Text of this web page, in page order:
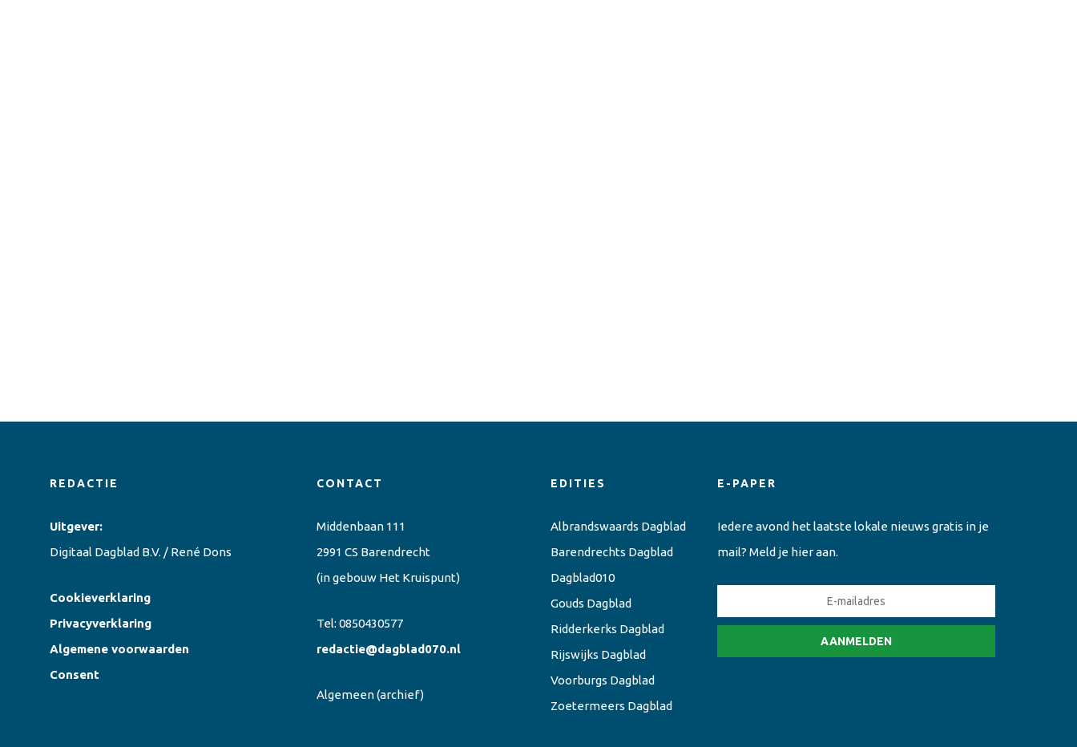
REDACTIE
Uitgever:
Digitaal Dagblad B.V. / René Dons
Cookieverklaring
Privacyverklaring
Algemene voorwaarden
Consent
CONTACT
Middenbaan 111
2991 CS Barendrecht
(in gebouw Het Kruispunt)
Tel: 0850430577
redactie@dagblad070.nl
Algemeen(archief)
EDITIES
Albrandswaards Dagblad
Barendrechts Dagblad
Dagblad010
Gouds Dagblad
Ridderkerks Dagblad
Rijswijks Dagblad
Voorburgs Dagblad
Zoetermeers Dagblad
E-PAPER
Iedere avond het laatste lokale nieuws gratis in je
mail? Meld je hier aan.